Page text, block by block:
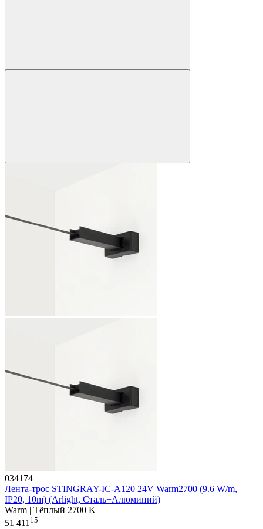
034174
Лента-трос STINGRAY-IC-A120 24V Warm2700 (9.6 W/m,
IP20, 10m) (Arlight, Сталь+Алюминий)
Warm | Тёплый 2700 K
51 41115